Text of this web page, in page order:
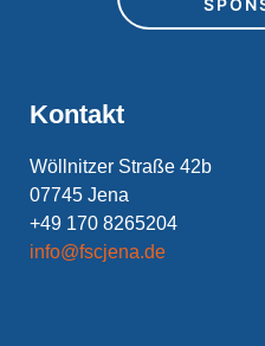
Kontakt
Wöllnitzer Straße 42b
07745 Jena
+49 170 8265204
info@fscjena.de